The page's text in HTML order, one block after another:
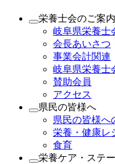
栄養士会のご案内
岐阜県栄養士
会長あいさつ
事業会計関連
岐阜県栄養士
賛助会員
アクセス
県民の皆様へ
県民の皆様へ
栄養・健康レ
食育
栄養ケア・ステ